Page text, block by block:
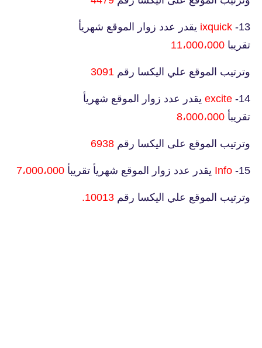
13-
ixquick يقدر عدد زوار الموقع شهريأ
تقريبا 11،000،000
وترتيب الموقع علي اليكسا رقم 3091
14-
excite يقدر عدد زوار الموقع شهريأ
تقريبأ 8،000،000
وترتيب الموقع على اليكسا رقم 6938
15-
Info يقدر عدد زوار الموقع شهريأ تقريبأ 7،000،000
وترتيب الموقع علي اليكسا رقم 10013.